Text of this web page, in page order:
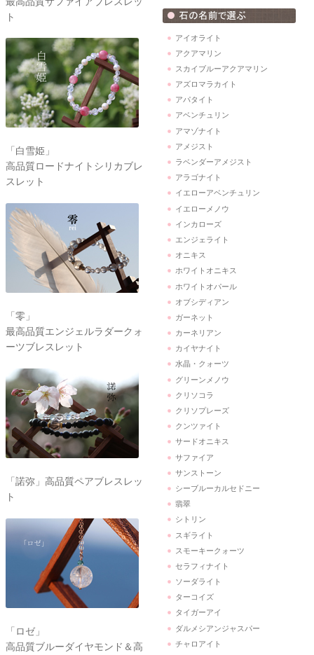
ト
「白雪姫」
高品質ロードナイトシリカブレ
スレット
「零」
最高品質エンジェルラダークォ
ーツブレスレット
「諾弥」高品質ペアブレスレッ
ト
「ロゼ」
高品質ブルーダイヤモンド＆高
アイオライト
アクアマリン
スカイブルーアクアマリン
アズロマラカイト
アパタイト
アベンチュリン
アマゾナイト
アメジスト
ラベンダーアメジスト
アラゴナイト
イエローアベンチュリン
イエローメノウ
インカローズ
エンジェライト
オニキス
ホワイトオニキス
ホワイトオパール
オブシディアン
ガーネット
カーネリアン
カイヤナイト
水晶・クォーツ
グリーンメノウ
クリソコラ
クリソプレーズ
クンツァイト
サードオニキス
サファイア
サンストーン
シーブルーカルセドニー
翡翠
シトリン
スギライト
スモーキークォーツ
セラフィナイト
ソーダライト
ターコイズ
タイガーアイ
ダルメシアンジャスパー
チャロアイト